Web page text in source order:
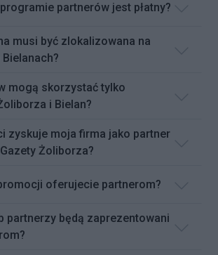
partnerów jest płatny?
musi być zlokalizowana na
mogą skorzystać tylko
i Bielan?
zyskuje moja firma jako partner
Żoliborza?
oferujecie partnerom?
partnerzy będą zaprezentowani